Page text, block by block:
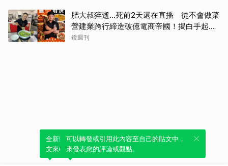
肥大叔猝逝...死前2天還在直播 從不會做菜
營建業跨行締造破億電商帝國！揭白手起家
創業祕辛
鏡週刊
全新體驗！一鍵引用此內容，透過發布貼
文來輕鬆表達個人立場。
可以轉發或引用此內容至自己的貼文中，
來發表您的評論或觀點。